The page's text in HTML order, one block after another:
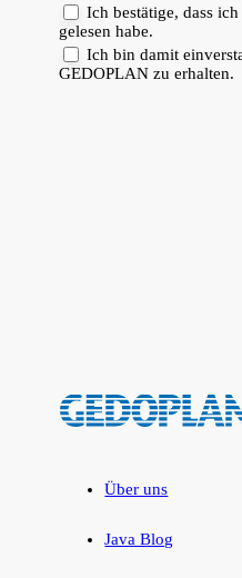
Ich bestätige, dass ich
gelesen habe.
Ich bin damit
GEDOPLAN zu erhalten.
Über uns
Java Blog